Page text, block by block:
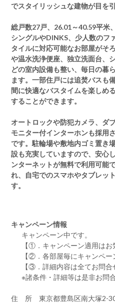
でスタイリッシュな建物が目を引
総戸数27戸、26.01～40.59平米
シングルやDINKS、少人数のフ
タイルに対応可能なお部屋がそ
や温水洗浄便座、独立洗面台、
どの室内設備も整い、毎日の暮
ます。一部住戸には追焚バスも
間に快適なバスタイムを楽しめ
することができます。
オートロックや防犯カメラ、ダ
モニター付インターホンも採用
です。駐輪場や敷地内ゴミ置き
設も充実していますので、安心
ンターネットが無料で利用可能
れ、自宅でのスマホやタブレッ
す。
キャンペーン情報
キャンペーン中です。
【①．キャンペーン適用はお
【②．各部屋毎にキャンペー
【③．詳細内容は全てお問合
※諸条件・詳細等は是非お問
住 所 東京都豊島区南大塚2-